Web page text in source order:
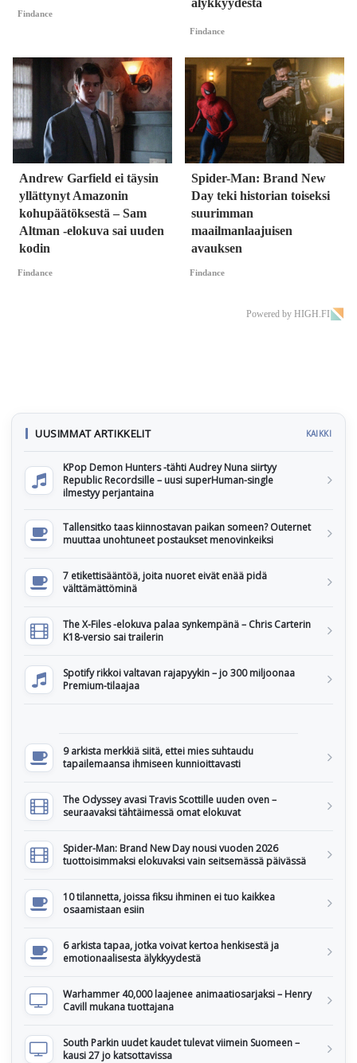
Findance
Findance
Andrew Garfield ei täysin
yllättynyt Amazonin
kohupäätöksestä – Sam
Altman -elokuva sai uuden
kodin
Findance
Spider-Man: Brand New
Day teki historian toiseksi
suurimman
maailmanlaajuisen
avauksen
Findance
Powered by HIGH.FI
UUSIMMAT ARTIKKELIT KAIKKI
KPop Demon Hunters -tähti Audrey Nuna siirtyy
Republic Recordsille – uusi superHuman-single
ilmestyy perjantaina
Tallensitko taas kiinnostavan paikan someen? Outernet
muuttaa unohtuneet postaukset menovinkeiksi
7 etikettisääntöä, joita nuoret eivät enää pidä
välttämättöminä
The X-Files -elokuva palaa synkempänä – Chris Carterin
K18-versio sai trailerin
Spotify rikkoi valtavan rajapyykin – jo 300 miljoonaa
Premium-tilaajaa
9 arkista merkkiä siitä, ettei mies suhtaudu
tapailemaansa ihmiseen kunnioittavasti
The Odyssey avasi Travis Scottille uuden oven –
seuraavaksi tähtäimessä omat elokuvat
Spider-Man: Brand New Day nousi vuoden 2026
tuottoisimmaksi elokuvaksi vain seitsemässä päivässä
10 tilannetta, joissa fiksu ihminen ei tuo kaikkea
osaamistaan esiin
6 arkista tapaa, jotka voivat kertoa henkisestä ja
emotionaalisesta älykkyydestä
Warhammer 40,000 laajenee animaatiosarjaksi – Henry
Cavill mukana tuottajana
South Parkin uudet kaudet tulevat viimein Suomeen –
kausi 27 jo katsottavissa